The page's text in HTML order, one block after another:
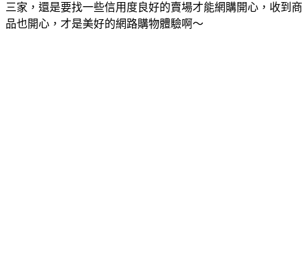
三家，還是要找一些信用度良好的賣場才能網購開心，收到商
品也開心，才是美好的網路購物體驗啊～